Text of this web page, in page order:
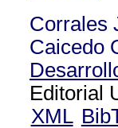
Corrales
Caicedo
Editorial
XML